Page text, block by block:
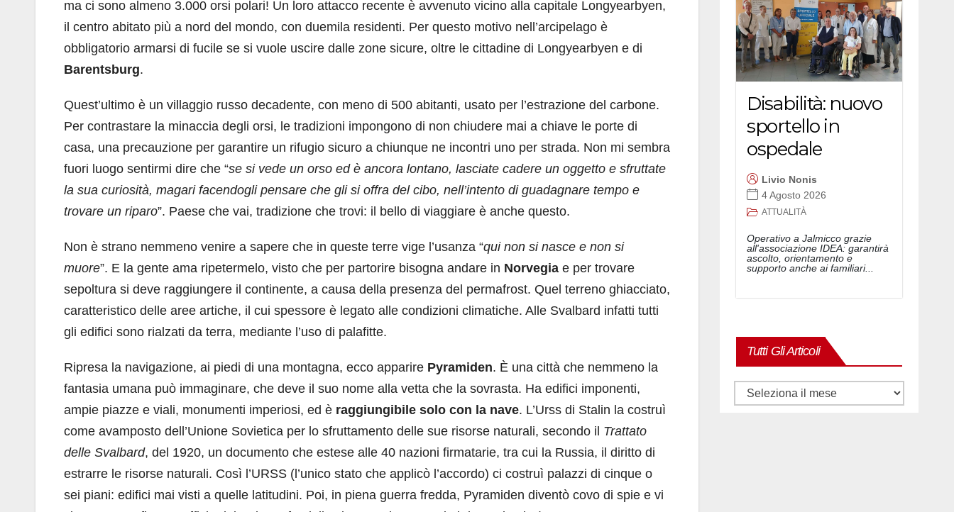
ma ci sono almeno 3.000 orsi polari! Un loro attacco recente è avvenuto vicino alla capitale Longyearbyen,
il centro abitato più a nord del mondo, con duemila residenti. Per questo motivo nell’arcipelago è
obbligatorio armarsi di fucile se si vuole uscire dalle zone sicure, oltre le cittadine di Longyearbyen e di
Barentsburg.
Quest’ultimo è un villaggio russo decadente, con meno di 500 abitanti, usato per l’estrazione del carbone.
Per contrastare la minaccia degli orsi, le tradizioni impongono di non chiudere mai a chiave le porte di
casa, una precauzione per garantire un rifugio sicuro a chiunque ne incontri uno per strada. Non mi sembra
fuori luogo sentirmi dire che “se si vede un orso ed è ancora lontano, lasciate cadere un oggetto e sfruttate
la sua curiosità, magari facendogli pensare che gli si offra del cibo, nell’intento di guadagnare tempo e
trovare un riparo”. Paese che vai, tradizione che trovi: il bello di viaggiare è anche questo.
Non è strano nemmeno venire a sapere che in queste terre vige l’usanza “qui non si nasce e non si
muore”. E la gente ama ripetermelo, visto che per partorire bisogna andare in Norvegia e per trovare
sepoltura si deve raggiungere il continente, a causa della presenza del permafrost. Quel terreno ghiacciato,
caratteristico delle aree artiche, il cui spessore è legato alle condizioni climatiche. Alle Svalbard infatti tutti
gli edifici sono rialzati da terra, mediante l’uso di palafitte.
Ripresa la navigazione, ai piedi di una montagna, ecco apparire Pyramiden. È una città che nemmeno la
fantasia umana può immaginare, che deve il suo nome alla vetta che la sovrasta. Ha edifici imponenti,
ampie piazze e viali, monumenti imperiosi, ed è raggiungibile solo con la nave. L’Urss di Stalin la costruì
come avamposto dell’Unione Sovietica per lo sfruttamento delle sue risorse naturali, secondo il Trattato
delle Svalbard, del 1920, un documento che estese alle 40 nazioni firmatarie, tra cui la Russia, il diritto di
estrarre le risorse naturali. Così l’URSS (l’unico stato che applicò l’accordo) ci costruì palazzi di cinque o
sei piani: edifici mai visti a quelle latitudini. Poi, in piena guerra fredda, Pyramiden diventò covo di spie e vi
Disabilità: nuovo
sportello in
ospedale
Livio Nonis
4 Agosto 2026
ATTUALITÀ
Operativo a Jalmicco grazie
all'associazione IDEA: garantirà
ascolto, orientamento e
supporto anche ai familiari...
Tutti Gli Articoli
Tutti